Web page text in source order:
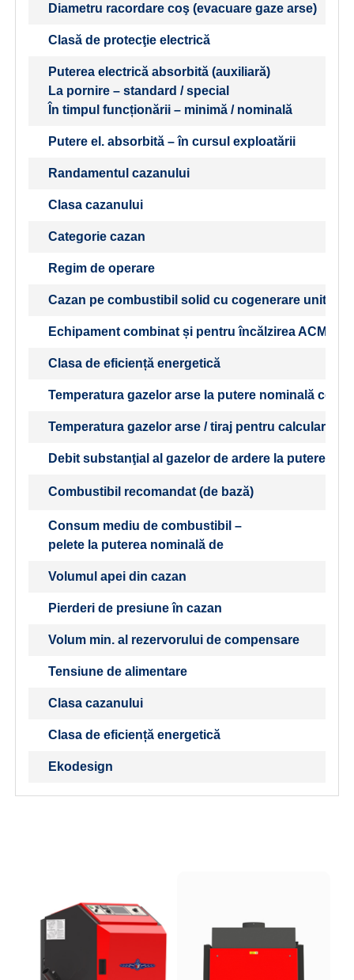
Diametru racordare coş (evacuare gaze arse)
Clasă de protecţie electrică
Puterea electrică absorbită (auxiliară)
La pornire – standard / special
În timpul funcționării – minimă / nominală
Putere el. absorbită – în cursul exploatării
Randamentul cazanului
Clasa cazanului
Categorie cazan
Regim de operare
Cazan pe combustibil solid cu cogenerare unitate
Echipament combinat și pentru încălzirea ACM
Clasa de eficiență energetică
Temperatura gazelor arse la putere nominală
Temperatura gazelor arse / tiraj pentru calcularea
Debit substanţial al gazelor de ardere la puterea
Combustibil recomandat (de bază)
Consum mediu de combustibil –
pelete la puterea nominală de
Volumul apei din cazan
Pierderi de presiune în cazan
Volum min. al rezervorului de compensare
Tensiune de alimentare
Clasa cazanului
Clasa de eficiență energetică
Ekodesign